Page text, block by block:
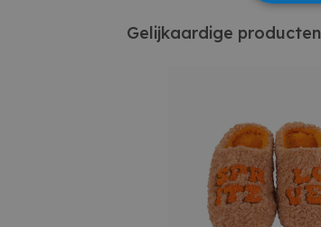
Gelijkaardige producten